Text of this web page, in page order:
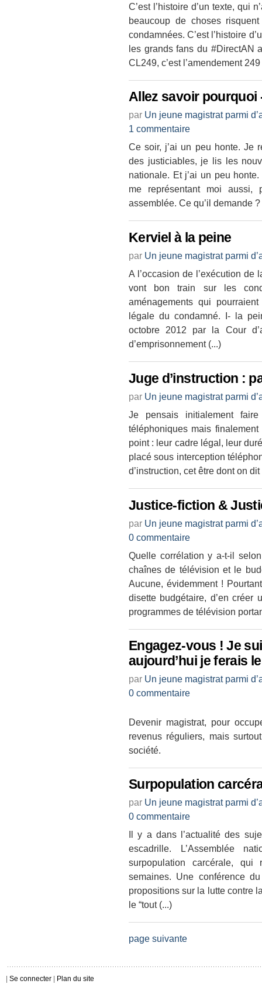
C’est l’histoire d’un texte, qui
beaucoup de choses
condamnées. C’est l’histoire
les grands fans du #DirectAN
CL249, c’est l’amendement
Allez savoir pourquoi
par Un jeune magistrat parmi
1 commentaire
Ce soir, j’ai un peu honte. Je
des justiciables, je lis les
nationale. Et j’ai un peu
me représentant moi
assemblée. Ce qu’il demande
Kerviel à la peine
par Un jeune magistrat parmi
A l’occasion de l’exécution
vont bon train sur les
aménagements qui
légale du condamné. I- la
octobre 2012 par la Cour
d’emprisonnement (...)
Juge d’instruction :
par Un jeune magistrat parmi
Je pensais initialement
téléphoniques mais
point : leur cadre légal, leur
placé sous interception
d’instruction, cet être dont on
Justice-fiction &
par Un jeune magistrat parmi
0 commentaire
Quelle corrélation y a-t-il
chaînes de télévision et le
Aucune, évidemment !
disette budgétaire, d’en
programmes de télévision
Engagez-vous ! Je
aujourd’hui je ferais
par Un jeune magistrat parmi
0 commentaire
Devenir magistrat, pour
revenus réguliers, mais
société.
Surpopulation
par Un jeune magistrat parmi
0 commentaire
Il y a dans l’actualité des
escadrille. L’Assemblée
surpopulation carcérale,
semaines. Une conférence
propositions sur la lutte contre
le “tout (...)
page suivante
| Se connecter | Plan du site